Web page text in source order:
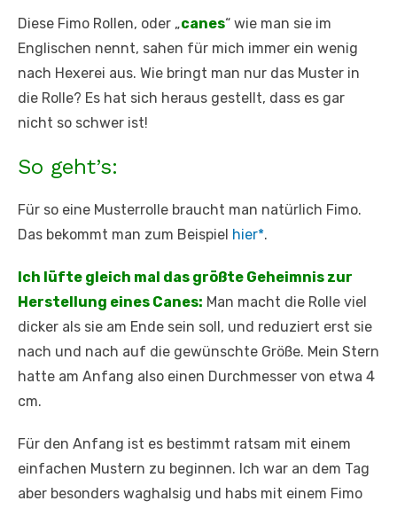
Diese Fimo Rollen, oder „canes“ wie man sie im
Englischen nennt, sahen für mich immer ein wenig
nach Hexerei aus. Wie bringt man nur das Muster in
die Rolle? Es hat sich heraus gestellt, dass es gar
nicht so schwer ist!
So geht’s:
Für so eine Musterrolle braucht man natürlich Fimo.
Das bekommt man zum Beispiel hier*.
Ich lüfte gleich mal das größte Geheimnis zur
Herstellung eines Canes: Man macht die Rolle viel
dicker als sie am Ende sein soll, und reduziert erst sie
nach und nach auf die gewünschte Größe. Mein Stern
hatte am Anfang also einen Durchmesser von etwa 4
cm.
Für den Anfang ist es bestimmt ratsam mit einem
einfachen Mustern zu beginnen. Ich war an dem Tag
aber besonders waghalsig und habs mit einem Fimo